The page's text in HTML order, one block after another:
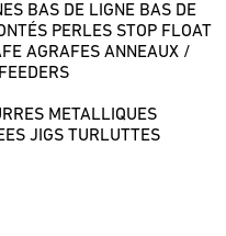
BAS DE LIGNE BAS DE
PERLES STOP FLOAT
AGRAFES ANNEAUX /
FEEDERS
METALLIQUES
JIGS TURLUTTES